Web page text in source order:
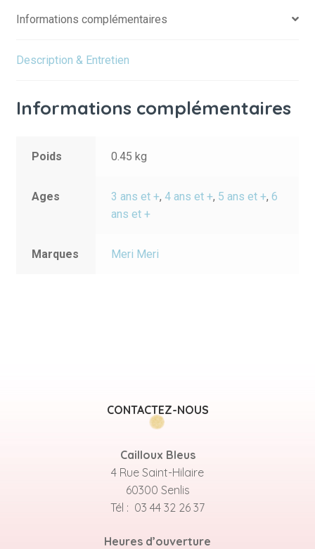
Informations complémentaires
Description & Entretien
Informations complémentaires
Poids 0.45 kg
Ages 3 ans et +,4 ans et +, 5 ans et +,6
ans et +
Marques Meri Meri
CONTACTEZ-NOUS
Cailloux Bleus
4 Rue Saint-Hilaire
60300 Senlis
Tél : 03 44 32 26 37
Heures d’ouverture